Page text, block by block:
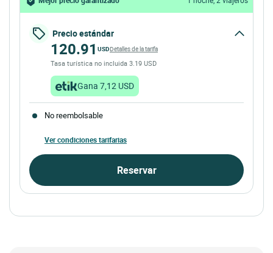
Precio estándar
120.91 USDDetalles de la tarifa
Tasa turística no incluida 3.19 USD
Gana 7,12 USD
No reembolsable
Ver condiciones tarifarias
Reservar